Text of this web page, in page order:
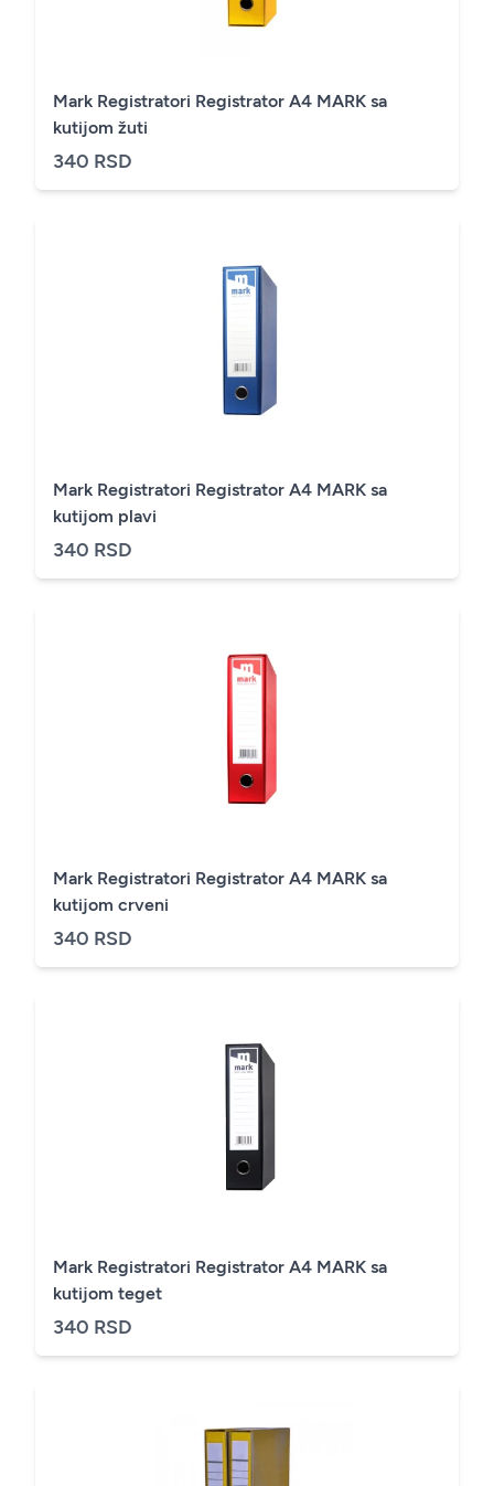
Mark Registratori Registrator A4 MARK sa
kutijom žuti
340 RSD
Mark Registratori Registrator A4 MARK sa
kutijom plavi
340 RSD
Mark Registratori Registrator A4 MARK sa
kutijom crveni
340 RSD
Mark Registratori Registrator A4 MARK sa
kutijom teget
340 RSD